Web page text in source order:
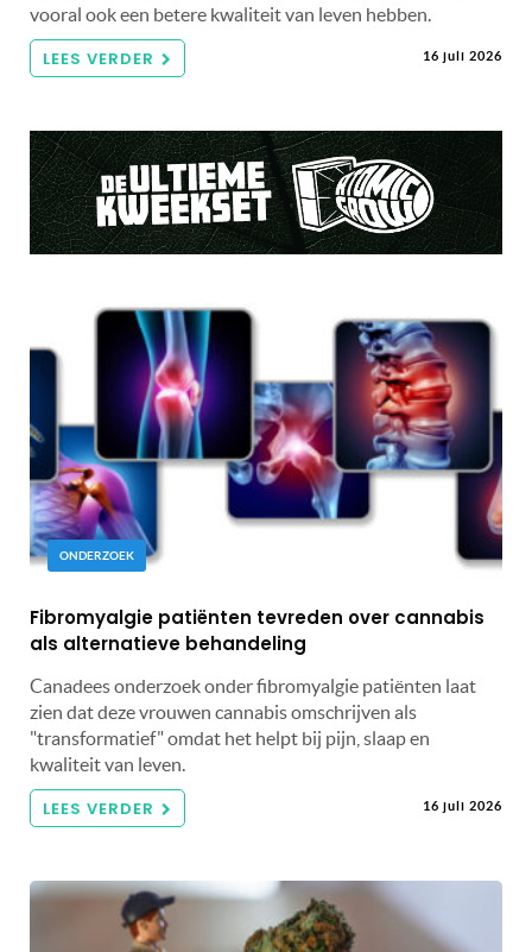
vooral ook een betere kwaliteit van leven hebben.
LEES VERDER 16 juli 2026
ONDERZOEK
Fibromyalgie patiënten tevreden over cannabis
als alternatieve behandeling
Canadees onderzoek onder fibromyalgie patiënten laat
zien dat deze vrouwen cannabis omschrijven als
"transformatief" omdat het helpt bij pijn, slaap en
kwaliteit van leven.
LEES VERDER 16 juli 2026